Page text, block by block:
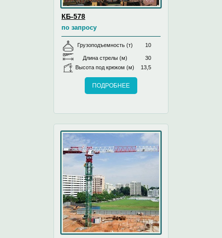
КБ-578
по запросу
Грузоподъемность (т) 10
Длина стрелы (м)
30
Высота под крюком (м)
13,5
ПОДРОБНЕЕ